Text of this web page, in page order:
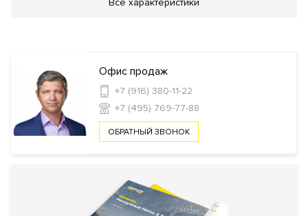
Консьерж сервис
Безопасность
Закрытый внутренний двор
Все характеристики
Офис продаж
+7 (916) 380-11-22
+7 (495) 769-77-88
ОБРАТНЫЙ ЗВОНОК